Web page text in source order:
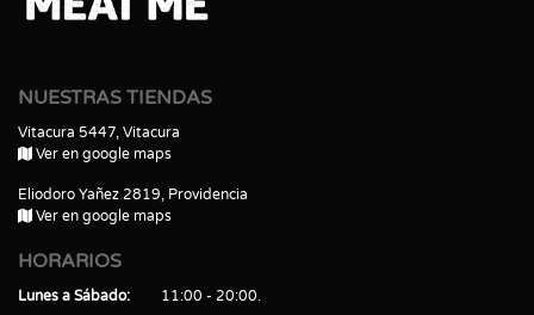
NUESTRAS TIENDAS
Vitacura 5447, Vitacura
Ver en google maps
Eliodoro Yañez 2819, Providencia
Ver en google maps
HORARIOS
Lunes a Sábado
11:00 - 20:00